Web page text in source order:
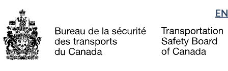
to
main
to
"About
government"
à
la
Sélection
de
la
langue
EN